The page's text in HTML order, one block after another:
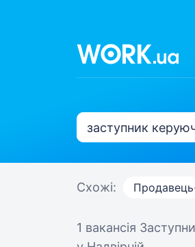
Схожі:
1 вакансія